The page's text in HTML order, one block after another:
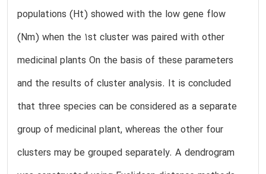
populations (Ht) showed with the low gene flow
(Nm) when the 1st cluster was paired with other
medicinal plants On the basis of these parameters
and the results of cluster analysis. It is concluded
that three species can be considered as a separate
group of medicinal plant, whereas the other four
clusters may be grouped separately. A dendrogram